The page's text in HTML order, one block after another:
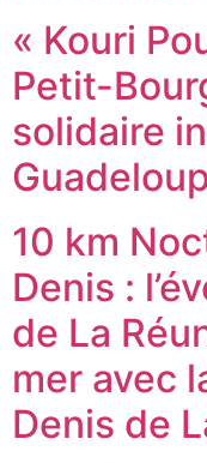
« Kouri
Petit-
solidaire
10 km
Denis :
de La
mer avec
Denis de